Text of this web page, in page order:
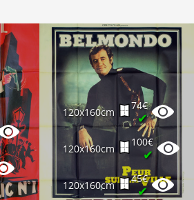
120x160cm
74€
✔
120x160cm
100€
✔
120x160cm
45€
✔